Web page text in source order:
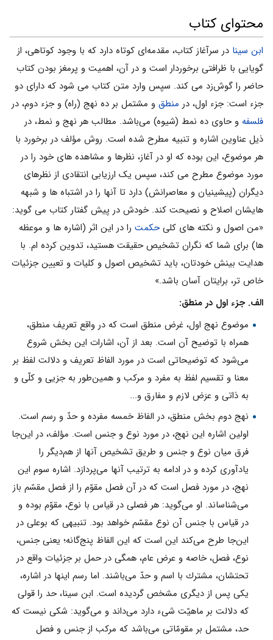
محتوای کتاب
ابن سينا در سرآغاز كتاب، مقدمه‌اى كوتاه دارد كه با وجود كوتاهى، از
گويايى با ظرافتى برخوردار است و در آن، اهميت و پرمغز بودن كتاب
حاضر را گوش‌زد می کند. سپس وارد متن كتاب می شود كه داراى دو
جزء است: جزء اول، در منطق و مشتمل بر ده نهج (راه) و جزء دوم، در
فلسفه و حاوى ده نمط (شیوه) مى‌باشد. مطالب هر نهج و نمط، در
ذيل عناوين اشاره و تنبيه مطرح شده است. روش مؤلف در برخورد با
هر موضوع، این بوده که او در آغاز، نظرها و مشاهده های خود را در
مورد موضوع مطرح می کند، سپس یک ارزیابی انتقادی از نظرهای
دیگران (پیشینیان و معاصرانش) دارد تا آنها را در اشتباه ها و شبهه
هایشان اصلاح و نصیحت کند. خودش در پیش گفتار کتاب می گوید:
«من اصول و نکته های کلیحکمت را در این اثر (اشاره ها و موعظه
ها) برای شما که نگران تشخیص حقیقت هستید، تدوین کرده ام. با
هدایت بینش خودتان، باید تشخیص اصول و کلیات و تعیین جزئیات
خاص تر، برایتان آسان باشد.»
الف. جزء اول در منطق:
موضوع نهج اول، غرض منطق است كه در واقع تعريف منطق،
همراه با توضيح آن است. بعد از آن، اشارات اين بخش شروع
مى‌شود كه توضيحاتى است در مورد الفاظ تعريف و دلالت لفظ بر
معنا و تقسيم لفظ به مفرد و مركب و همين‌طور به جزيى و كلّى و
به ذاتى و عرَض لازم و مفارق و...
نهج دوم بخش منطق، در الفاظ خمسه مفرده و حدّ و رسم است.
اولین اشاره اين نهج، در مورد نوع و جنس است. مؤلف، در اين‌جا
فرق ميان نوع و جنس و طريق تشخيص آنها از هم‌ديگر را
يادآورى كرده و در ادامه به ترتيب آنها مى‌پردازد. اشاره سوم اين
نهج، در مورد فصل است كه در آن فصل مقوّم را از فصل مقسّم باز
مى‌شناساند. او مى‌گويد: هر فصلى در قياس با نوع، مقوّم بوده و
در قياس با جنس آن نوع مقسّم خواهد بود. تنبيهى كه بوعلى در
اين‌جا طرح مى‌كند اين است كه اين الفاظ پنج‌گانه؛ يعنى جنس،
نوع، فصل، خاصه و عرض عام، همگى در حمل بر جزئيات واقع در
تحتشان، مشترك با اسم و حدّ مى‌باشند. اما رسم اينها در اشاره،
یکى پس از ديگرى مشخص گرديده است. ابن سينا، حد را قولى
كه دلالت بر ماهيّت شىء دارد مى‌داند و مى‌گويد: شكى نيست كه
حد، مشتمل بر مقومّاتى مى‌باشد كه مركب از جنس و فصل